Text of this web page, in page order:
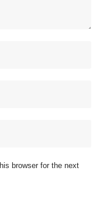
browser for the next